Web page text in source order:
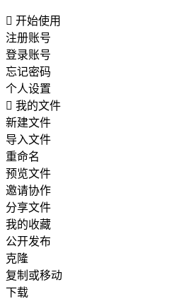
 开始使用
注册账号
登录账号
忘记密码
个人设置
 我的文件
新建文件
导入文件
重命名
预览文件
邀请协作
分享文件
我的收藏
公开发布
克隆
复制或移动
下载